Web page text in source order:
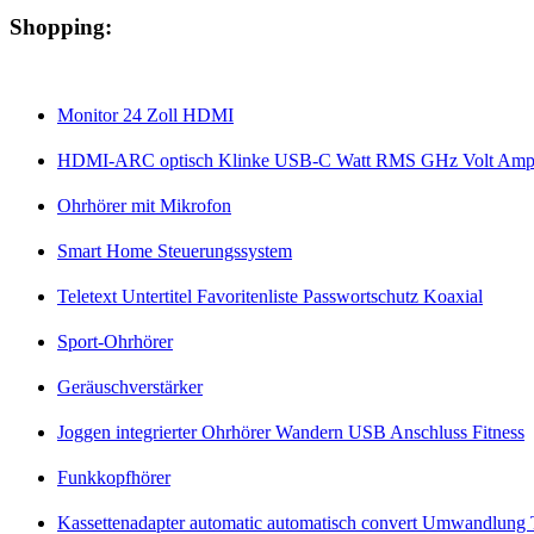
Shopping:
Monitor 24 Zoll HDMI
HDMI-ARC optisch Klinke USB-C Watt RMS GHz Volt
Ohrhörer mit Mikrofon
Smart Home Steuerungssystem
Teletext Untertitel Favoritenliste Passwortschutz Koaxial
Sport-Ohrhörer
Geräuschverstärker
Joggen integrierter Ohrhörer Wandern USB Anschluss Fitness
Funkkopfhörer
Kassettenadapter automatic automatisch convert